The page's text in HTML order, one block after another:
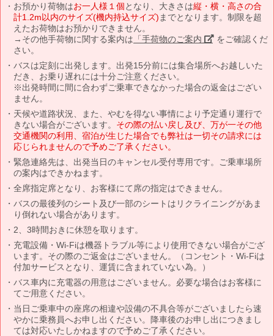
お預かり荷物はお一人様１個となり、大きさは縦・横・高さの合
計1.2m以内のサイズ(機内持込サイズ) までとなります。制限を超
えたお荷物はお預かりできません。
→その他手荷物に関する案内は 「手荷物のご案内」 をご確認くだ
さい。
バスは定刻に出発します。出発15分前には集合場所へお越しいた
だき、お乗り遅れには十分ご注意ください。
※出発時間に間に合わずご乗車できなかった場合の返金はござい
ません。
天候や道路状況、また、やむを得ない事情により予定通り運行で
きない場合がございます。 その際の払い戻し及び、万が一その他
交通機関の利用、宿泊が生じた場合でも弊社は一切その請求には
応じられませんので予めご了承ください。
緊急連絡先は、出発当日のキャンセル受付専用です。ご乗車場所
の案内はできかねます。
全席指定席となり、お客様にて席の指定はできません。
バスの最後列のシート及び一部のシートはリクライニングがあま
り倒れない場合があります。
2、3時間おきに休憩を取ります。
充電設備・Wi-Fiは機器トラブル等により使用できない場合がござ
います。その際のご返金はございません。（コンセント・Wi-Fiは
付加サービスとなり、運賃に含まれていない為。）
バス車内に充電器の用意はございません。必要な場合はお客様に
てご用意ください。
当日ご乗車中の座席の相違や設備の不具合等がございましたら速
やかに乗務員へお申し出ください。降車後のお申し出につきまし
ては対応いたしかねますので予めご了承ください。